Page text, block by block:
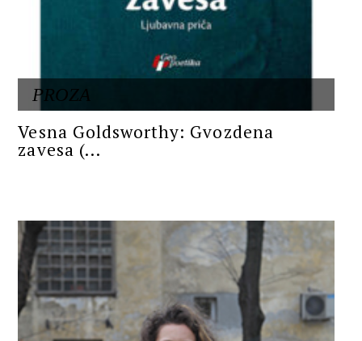
PROZA
Vesna Goldsworthy: Gvozdena
zavesa (...